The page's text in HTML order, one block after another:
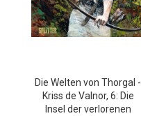
Die Welten von Thorgal -
Kriss de Valnor, 6: Die
Insel der verlorenen